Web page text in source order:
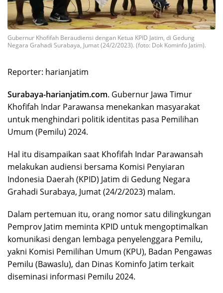
Gubernur Khofifah Beraudiensi dengan Ketua KPID Jatim, di Gedung
Negara Grahadi Surabaya, Jumat (24/2/2023). (foto: Dok Kominfo Jatim).
Reporter: harianjatim
Surabaya-harianjatim.com. Gubernur Jawa Timur
Khofifah Indar Parawansa menekankan masyarakat
untuk menghindari politik identitas pasa Pemilihan
Umum (Pemilu) 2024.
Hal itu disampaikan saat Khofifah Indar Parawansah
melakukan audiensi bersama Komisi Penyiaran
Indonesia Daerah (KPID) Jatim di Gedung Negara
Grahadi Surabaya, Jumat (24/2/2023) malam.
Dalam pertemuan itu, orang nomor satu dilingkungan
Pemprov Jatim meminta KPID untuk mengoptimalkan
komunikasi dengan lembaga penyelenggara Pemilu,
yakni Komisi Pemilihan Umum (KPU), Badan Pengawas
Pemilu (Bawaslu), dan Dinas Kominfo Jatim terkait
diseminasi informasi Pemilu 2024.